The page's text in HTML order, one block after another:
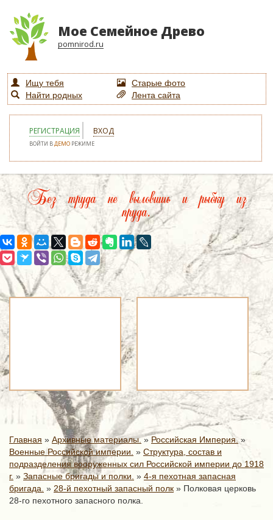
Мое Семейное Древо
pomnirod.ru
Ищу тебя
Старые фото
Найти родных
Лента сайта
РЕГИСТРАЦИЯ ВХОД
ВОЙТИ ВДЕМО РЕЖИМЕ
Без труда не выловишь и рыбку из
пруда.
Главная » Архивные материалы.» Российская Империя. »
Военные Российской империи. » Структура, состав и
подразделения вооруженных сил Российской империи до 1918
г. » Запасные бригады и полки. » 4-я пехотная запасная
бригада. » 28-й пехотный запасный полк » Полковая церковь
28-го пехотного запасного полка.